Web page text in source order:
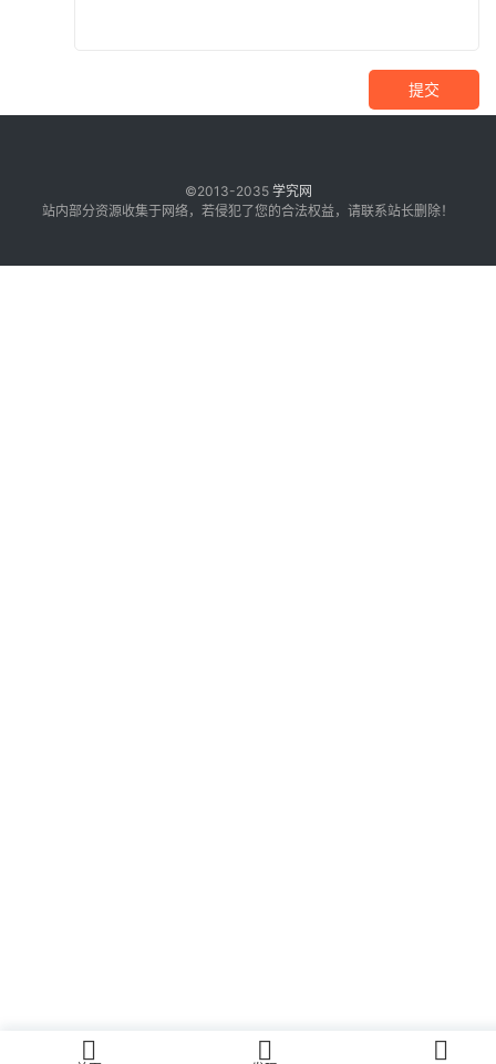
提交
©2013-2035 学究网
站内部分资源收集于网络，若侵犯了您的合法权益，请联系站长删除！